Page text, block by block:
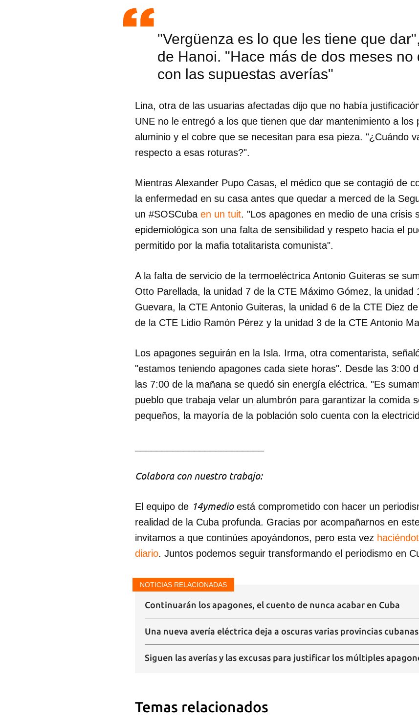
Guardar como favorito
Para poder guardar como favorito, primero has de iniciar
cuenta de 14ymedio.
"Vergüenza es lo que les tiene que
de Hanoi. "Hace más de dos meses
con las supuestas averías"
Lina, otra de las usuarias afectadas dijo que no había
UNE no le entregó a los que tienen que dar mantenimiento a los
aluminio y el cobre que se necesitan para esa pieza. "¿Cuándo
respecto a esas roturas?".
Mientras Alexander Pupo Casas, el médico que se contagió de
la enfermedad en su casa antes que quedar a merced de la
un #SOSCuba en un tuit. "Los apagones en medio de una crisis
epidemiológica son una falta de sensibilidad y respeto hacia el
permitido por la mafia totalitarista comunista".
A la falta de servicio de la termoeléctrica Antonio Guiteras se
Otto Parellada, la unidad 7 de la CTE Máximo Gómez, la unidad
Guevara, la CTE Antonio Guiteras, la unidad 6 de la CTE Diez
de la CTE Lidio Ramón Pérez y la unidad 3 de la CTE Antonio
Los apagones seguirán en la Isla. Irma, otra comentarista,
"estamos teniendo apagones cada siete horas". Desde las 3:00
las 7:00 de la mañana se quedó sin energía eléctrica. "Es
pueblo que trabaja velar un alumbrón para garantizar la comida
pequeños, la mayoría de la población solo cuenta con la
Colabora con nuestro trabajo:
El equipo de 14ymedioestá comprometido con hacer un
realidad de la Cuba profunda. Gracias por acompañarnos en
invitamos a que continúes apoyándonos, pero esta vez
diario. Juntos podemos seguir transformando el periodismo en
NOTICIAS RELACIONADAS
Continuarán los apagones, el cuento de nunca acabar en Cuba
Una nueva avería eléctrica deja a oscuras varias provincias cubanas
Siguen las averías y las excusas para justificar los múltiples
Temas relacionados